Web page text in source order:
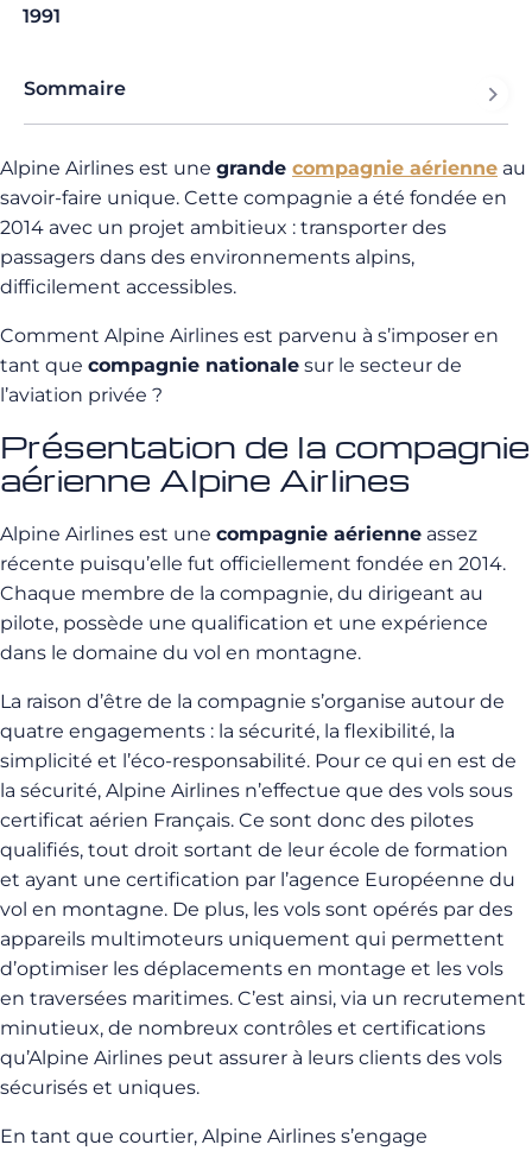
1991
Sommaire
Alpine Airlines est une grande compagnie aérienne au
savoir-faire unique. Cette compagnie a été fondée en
2014 avec un projet ambitieux : transporter des
passagers dans des environnements alpins,
difficilement accessibles.
Comment Alpine Airlines est parvenu à s’imposer en
tant que compagnie nationale sur le secteur de
l’aviation privée ?
Présentation de la compagnie
aérienne Alpine Airlines
Alpine Airlines est une compagnie aérienne assez
récente puisqu’elle fut officiellement fondée en 2014.
Chaque membre de la compagnie, du dirigeant au
pilote, possède une qualification et une expérience
dans le domaine du vol en montagne.
La raison d’être de la compagnie s’organise autour de
quatre engagements : la sécurité, la flexibilité, la
simplicité et l’éco-responsabilité. Pour ce qui en est de
la sécurité, Alpine Airlines n’effectue que des vols sous
certificat aérien Français. Ce sont donc des pilotes
qualifiés, tout droit sortant de leur école de formation
et ayant une certification par l’agence Européenne du
vol en montagne. De plus, les vols sont opérés par des
appareils multimoteurs uniquement qui permettent
d’optimiser les déplacements en montage et les vols
en traversées maritimes. C’est ainsi, via un recrutement
minutieux, de nombreux contrôles et certifications
qu’Alpine Airlines peut assurer à leurs clients des vols
sécurisés et uniques.
En tant que courtier, Alpine Airlines s’engage